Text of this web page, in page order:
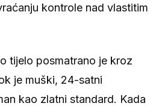
kontrole nad vlastitim
tijelo posmatrano je kroz
je muški, 24-satni
kao zlatni standard. Kada